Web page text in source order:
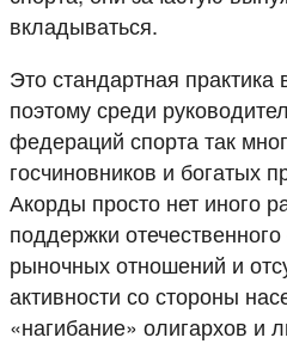
вкладываться.
Это стандартная
поэтому среди
федераций спорта так
госчиновников и богатых
Акорды просто нет иного
поддержки
рыночных отношений и
активности со стороны
«нагибание» олигархов и